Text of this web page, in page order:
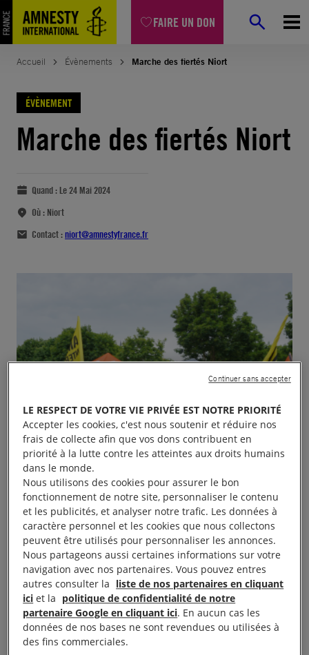
FAIRE UN DON
Accueil Évènements Marche des fiertés Niort
ÉVÈNEMENT
Marche des fiertés Niort
Quand : Le 24 Mai 2024
Où : Niort
Contact :niort@amnestyfrance.fr
Marche des fiertés de 9h à 17h.
Le groupe Amnesty de Niort tiendra un stand à la
LE RESPECT DE VOTRE VIE PRIVÉE EST NOTRE PRIORITÉ
Accepter les cookies, c'est nous soutenir et réduire nos
frais de collecte afin que vos dons contribuent en
priorité à la lutte contre les atteintes aux droits humains
dans le monde.
Nous utilisons des cookies pour assurer le bon
fonctionnement de notre site, personnaliser le contenu
et les publicités, et analyser notre trafic. Les données à
caractère personnel et les cookies que nous collectons
peuvent être utilisés pour personnaliser les annonces.
Nous partageons aussi certaines informations sur votre
navigation avec nos partenaires. Vous pouvez entres
autres consulter la liste de nos partenaires en cliquant
ici et la politique de confidentialité de notre
partenaire Google en cliquant ici. En aucun cas les
données de nos bases ne sont revendues ou utilisées à
des fins commerciales.
Continuer sans accepter